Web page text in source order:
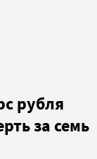
рубля
за семь